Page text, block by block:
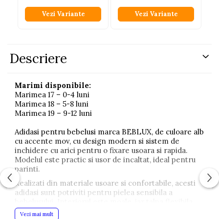
Vezi Variante Vezi Variante
Descriere
Marimi disponibile:
Marimea 17 – 0-4 luni
Marimea 18 – 5-8 luni
Marimea 19 – 9-12 luni
Adidasi pentru bebelusi marca BEBLUX, de culoare alb
cu accente mov, cu design modern si sistem de
inchidere cu arici pentru o fixare usoara si rapida.
Modelul este practic si usor de incaltat, ideal pentru
parinti.
Realizati din materiale usoare si confortabile, acesti
adidasi sunt potriviti pentru pielea sensibila a
permite miscarea naturala a piciorului, oferind
Vezi mai mult